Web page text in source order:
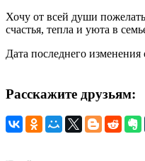
Хочу от всей души
счастья, тепла и уюта в
Дата последнего изменения
Расскажите друзьям: